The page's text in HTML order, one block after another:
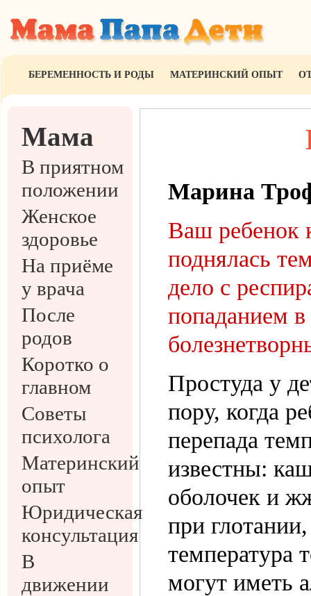
БЕРЕМЕННОСТЬ И РОДЫ МАТЕРИНСКИЙ ОПЫТ
Мама
В приятном
положении
Женское
здоровье
На приёме
у врача
После
родов
Коротко о
главном
Советы
психолога
Материнский
опыт
Юридическая
консультация
В
движении
Марина
Ваш ребенок
поднялась
дело с
попаданием
Простуда у
пору, когда
перепада
известны:
оболочек и
при
температура
могут иметь